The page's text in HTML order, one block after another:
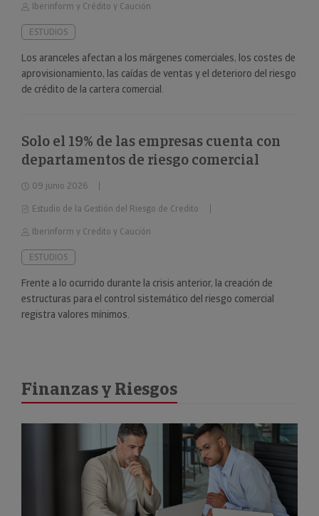
Iberinform y Crédito y Caución
ESTUDIOS
Los aranceles afectan a los márgenes comerciales, los costes de
aprovisionamiento, las caídas de ventas y el deterioro del riesgo
de crédito de la cartera comercial.
Solo el 19% de las empresas cuenta con
departamentos de riesgo comercial
09 junio 2026
Estudio de la Gestión del Riesgo de Credito
Iberinform y Credito y Caución
ESTUDIOS
Frente a lo ocurrido durante la crisis anterior, la creación de
estructuras para el control sistemático del riesgo comercial
registra valores mínimos.
Finanzas y Riesgos